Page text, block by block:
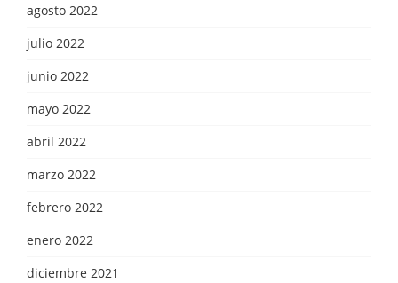
agosto 2022
julio 2022
junio 2022
mayo 2022
abril 2022
marzo 2022
febrero 2022
enero 2022
diciembre 2021